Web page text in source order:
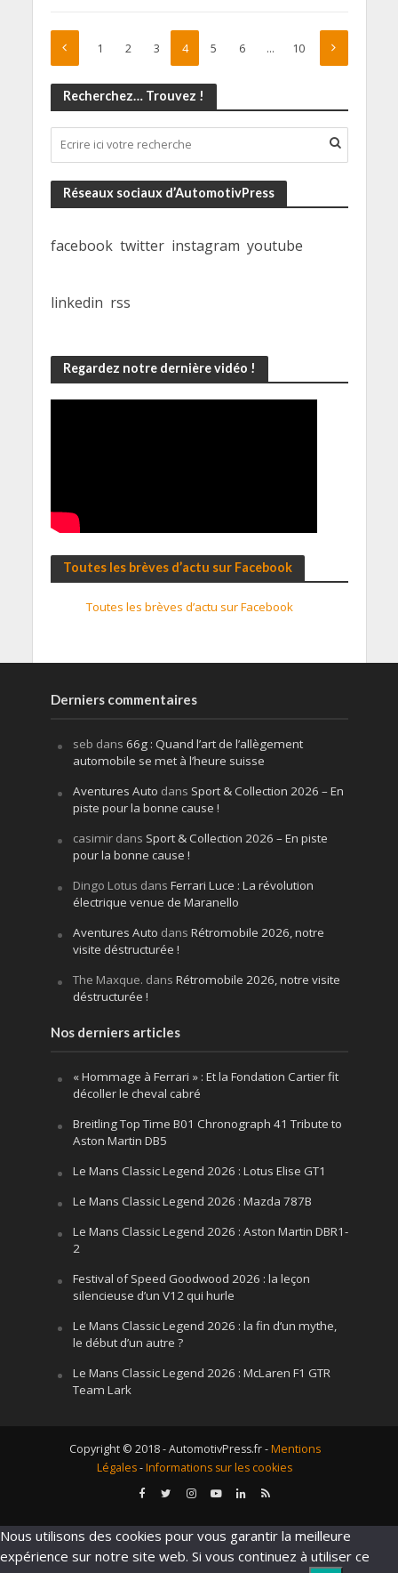
1 2 3 4 5 6 … 10
Recherchez… Trouvez !
Réseaux sociaux d’AutomotivPress
facebook twitter instagram youtube
linkedin rss
Regardez notre dernière vidéo !
Toutes les brèves d’actu sur Facebook
Toutes les brèves d’actu sur Facebook
Derniers commentaires
seb dans 66g : Quand l’art de l’allègement
automobile se met à l’heure suisse
Aventures Auto dans Sport & Collection 2026 – En
piste pour la bonne cause !
casimirdans Sport & Collection 2026 – En piste
pour la bonne cause !
Dingo Lotus dans Ferrari Luce : La révolution
électrique venue de Maranello
Aventures Auto dans Rétromobile 2026, notre
visite déstructurée !
The Maxque. dans Rétromobile 2026, notre visite
déstructurée !
Nos derniers articles
« Hommage à Ferrari » : Et la Fondation Cartier fit
décoller le cheval cabré
Breitling Top Time B01 Chronograph 41 Tribute to
Aston Martin DB5
Le Mans Classic Legend 2026 : Lotus Elise GT1
Le Mans Classic Legend 2026 : Mazda 787B
Le Mans Classic Legend 2026 : Aston Martin DBR1-
2
Festival of Speed Goodwood 2026 : la leçon
silencieuse d’un V12 qui hurle
Le Mans Classic Legend 2026 : la fin d’un mythe,
le début d’un autre ?
Le Mans Classic Legend 2026 : McLaren F1 GTR
Team Lark
Copyright © 2018 - AutomotivPress.fr -Mentions
Légales-Informations sur les cookies
Nous utilisons des cookies pour vous garantir la meilleure
expérience sur notre site web. Si vous continuez à utiliser ce